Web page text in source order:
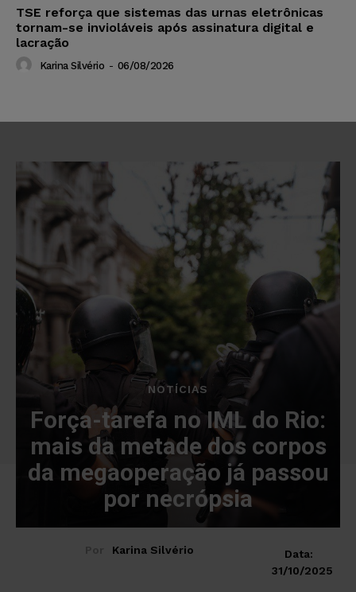
TSE reforça que sistemas das urnas eletrônicas
tornam-se invioláveis após assinatura digital e
lacração
Karina Silvério - 06/08/2026